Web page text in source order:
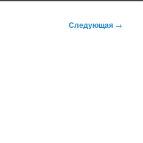
Следующая →